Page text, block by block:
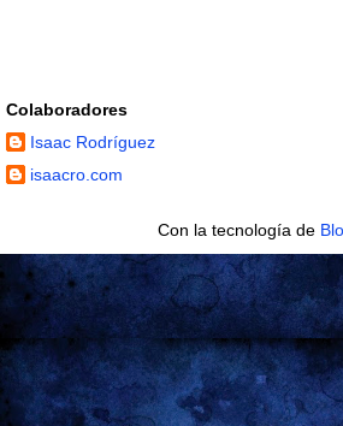
Colaboradores
Isaac Rodríguez
isaacro.com
Con la tecnología de